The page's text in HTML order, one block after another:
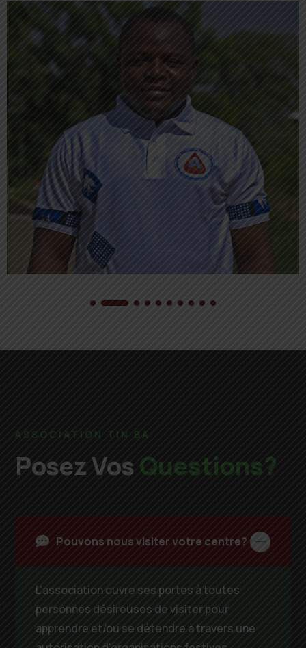
Romuald ZOUGROUANA
ASSOCIATION TIN BA
Posez Vos Questions?
Pouvons nous visiter votre centre?
L'association ouvre ses portes à toutes
personnes désireuses de visiter pour
apprendre et/ou se détendre à travers une